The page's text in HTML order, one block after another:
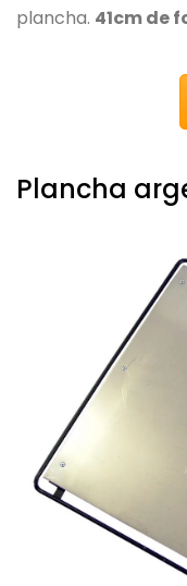
plancha. 41cm de
Plancha